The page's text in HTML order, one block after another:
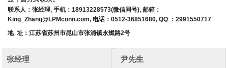
联系人：张经理, 手机：18913228573(微信同号), 邮箱：
King_Zhang@LPMconn.com, 电话：0512-36851680, QQ ：2991550717
地 址：江苏省苏州市昆山市张浦镇永燃路2号
张经理
尹先生